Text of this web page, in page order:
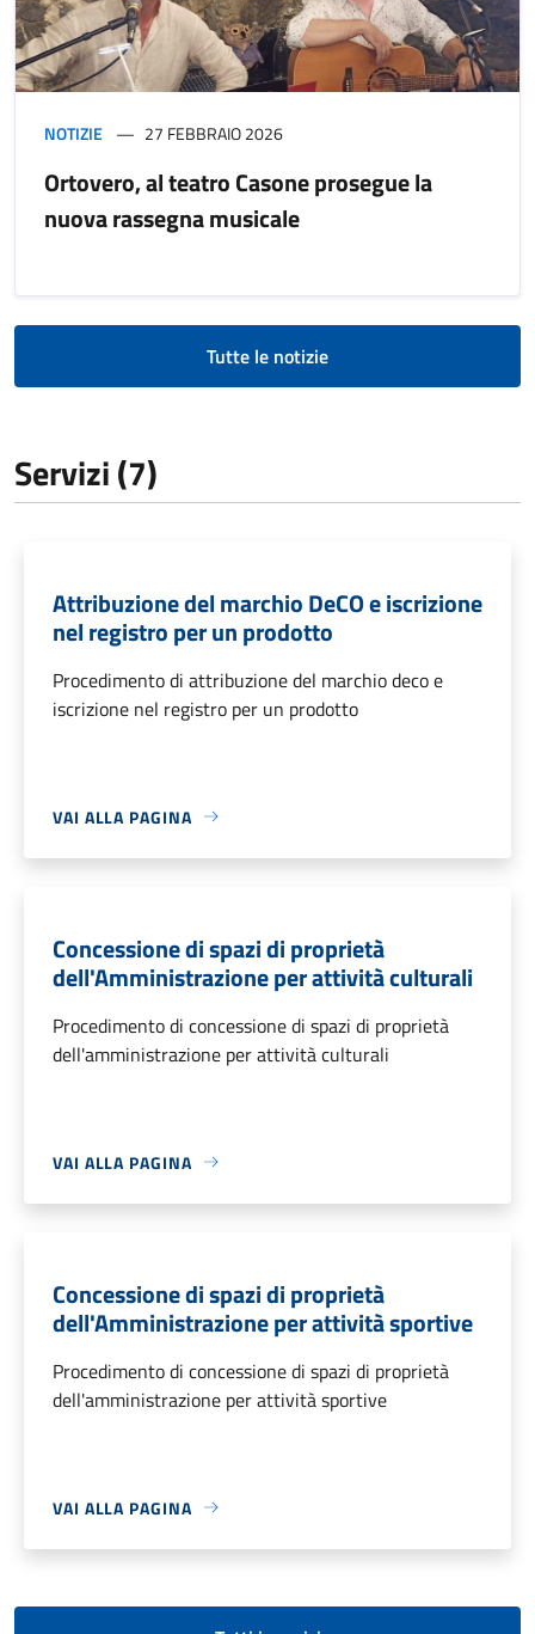
NOTIZIE 27 FEBBRAIO 2026
Ortovero, al teatro Casone prosegue la
nuova rassegna musicale
Tutte le notizie
Servizi (7)
Attribuzione del marchio DeCO e iscrizione
nel registro per un prodotto
Procedimento di attribuzione del marchio deco e
iscrizione nel registro per un prodotto
VAI ALLA PAGINA
Concessione di spazi di proprietà
dell'Amministrazione per attività culturali
Procedimento di concessione di spazi di proprietà
dell'amministrazione per attività culturali
VAI ALLA PAGINA
Concessione di spazi di proprietà
dell'Amministrazione per attività sportive
Procedimento di concessione di spazi di proprietà
dell'amministrazione per attività sportive
VAI ALLA PAGINA